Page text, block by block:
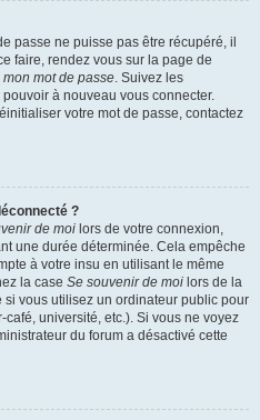
passe ne puisse pas être récupéré, il
faire, rendez vous sur la page de
mon mot de passe. Suivez les
à nouveau vous connecter.
votre mot de passe, contactez
?
de moi lors de votre connexion,
une durée déterminée. Cela empêche
à votre insu en utilisant le même
la case Se souvenir de moi lors de la
si vous utilisez un ordinateur public pour
université, etc.). Si vous ne voyez
du forum a désactivé cette